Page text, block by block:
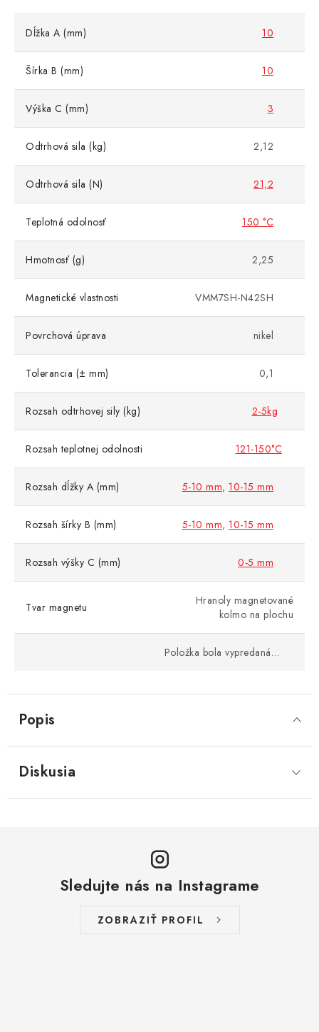
Popis
Dĺžka A (mm) 10
Šírka B (mm) 10
Výška C (mm) 3
Odtrhová sila (kg) 2,12
Odtrhová sila (N) 21,2
Teplotná odolnosť 150 °C
Hmotnosť (g) 2,25
Magnetické vlastnosti VMM7SH-N42SH
Povrchová úprava nikel
Tolerancia (± mm) 0,1
Rozsah odtrhovej sily (kg) 2-5kg
Rozsah teplotnej odolnosti 121-150°C
Rozsah dĺžky A (mm) 5-10 mm, 10-15 mm
Rozsah šírky B (mm) 5-10 mm, 10-15 mm
Rozsah výšky C (mm) 0-5 mm
Tvar magnetu
Hranoly magnetované
kolmo na plochu
Položka bola vypredaná…
Diskusia
Sledujte nás na Instagrame
ZOBRAZIŤ PROFIL